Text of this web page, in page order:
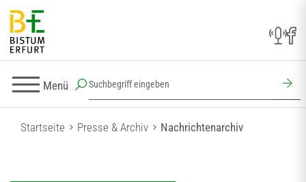
Menü
Startseite Presse & Archiv Nachrichtenarchiv